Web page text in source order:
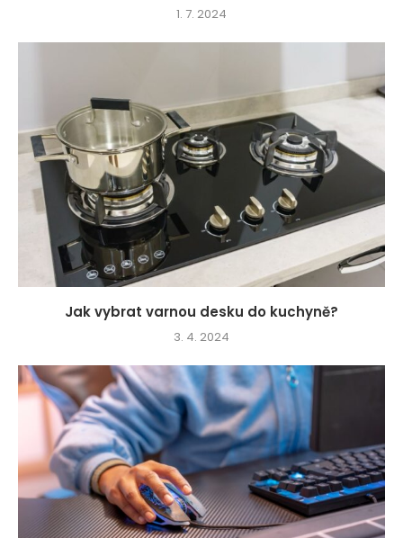
1. 7. 2024
Jak vybrat varnou desku do kuchyně?
3. 4. 2024